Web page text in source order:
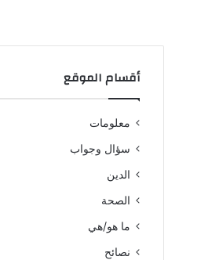
أقسام الموقع
معلومات
سؤال وجواب
الدين
الصحة
ما هو/هي
نصائح